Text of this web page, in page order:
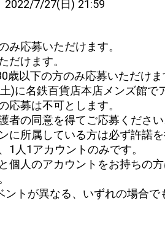
2022/7/27(日) 21:59
み応募いただけます。
だけます。
歳以下の方のみ応募いただけま
)に名鉄百貨店本店メンズ館で
応募は不可とします。
者の同意を得てご応募ください
に所属している方は必ず許諾
1人1アカウントのみです。
個人のアカウントをお持ちの
トが異なる、いずれの場合で